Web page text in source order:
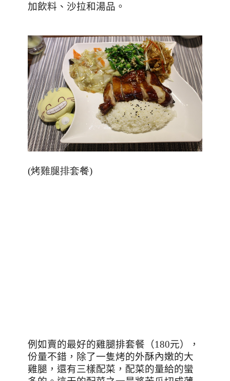
加飲料、沙拉和湯品。
(烤雞腿排套餐)
例如賣的最好的雞腿排套餐（180元），
份量不錯，除了一隻烤的外酥內嫩的大
雞腿，還有三樣配菜，配菜的量給的蠻